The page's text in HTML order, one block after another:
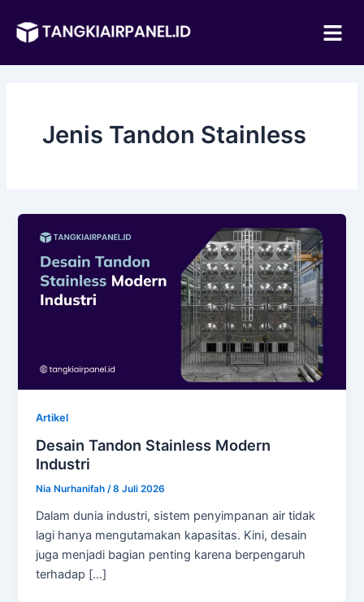
konten
Jenis Tandon Stainless
Artikel
Desain Tandon Stainless Modern
Industri
Nia Nurhanifah/8 Juli 2026
Dalam dunia industri, sistem penyimpanan air tidak
lagi hanya mengutamakan kapasitas. Kini, desain
juga menjadi bagian penting karena berpengaruh
terhadap […]